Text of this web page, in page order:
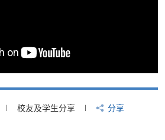
校友及学生分享 分享